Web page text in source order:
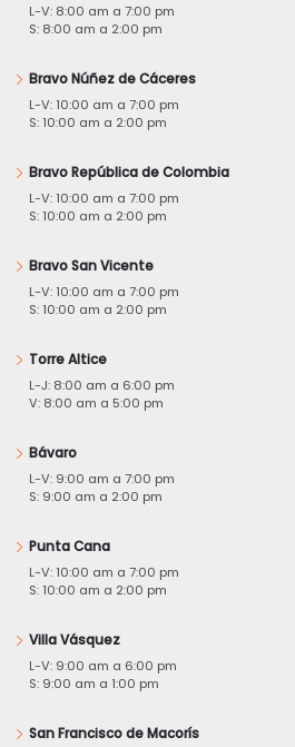
L-V: 8:00 am a 7:00 pm
S: 8:00 am a 2:00 pm
Bravo Núñez de Cáceres
L-V: 10:00 am a 7:00 pm
S: 10:00 am a 2:00 pm
Bravo República de Colombia
L-V: 10:00 am a 7:00 pm
S: 10:00 am a 2:00 pm
Bravo San Vicente
L-V: 10:00 am a 7:00 pm
S: 10:00 am a 2:00 pm
Torre Altice
L-J: 8:00 am a 6:00 pm
V: 8:00 am a 5:00 pm
Bávaro
L-V: 9:00 am a 7:00 pm
S: 9:00 am a 2:00 pm
Punta Cana
L-V: 10:00 am a 7:00 pm
S: 10:00 am a 2:00 pm
Villa Vásquez
L-V: 9:00 am a 6:00 pm
S: 9:00 am a 1:00 pm
San Francisco de Macorís